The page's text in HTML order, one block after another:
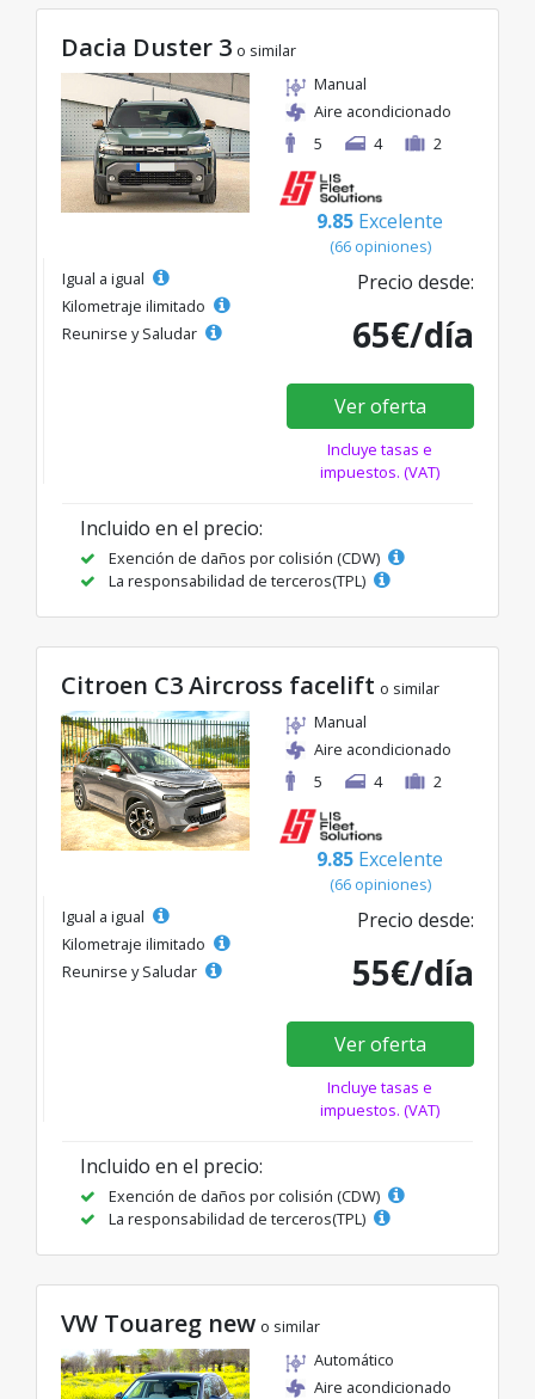
Dacia Duster 3 o similar
Manual
Aire acondicionado
5
4 2
9.85 Excelente
(66 opiniones)
Igual a igual
Kilometraje ilimitado
Reunirse y Saludar
Precio desde:
65€/día
Ver oferta
Incluye tasas e
impuestos. (VAT)
Incluido en el precio:
Exención de daños por colisión (CDW)
La responsabilidad de terceros(TPL)
Citroen C3 Aircross facelift o similar
Manual
Aire acondicionado
5
4 2
9.85 Excelente
(66 opiniones)
Igual a igual
Kilometraje ilimitado
Reunirse y Saludar
Precio desde:
55€/día
Ver oferta
Incluye tasas e
impuestos. (VAT)
Incluido en el precio:
Exención de daños por colisión (CDW)
La responsabilidad de terceros(TPL)
VW Touareg new o similar
Automático
Aire acondicionado